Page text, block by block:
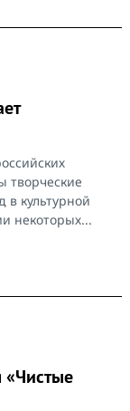
творческие
в культурной
некоторых...
«Чистые